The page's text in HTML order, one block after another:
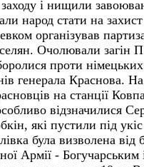
і нищили
народ стати на
організував
Очолювали загін
проти
генерала Краснова.
на станції
відзначилися
які пустили під
була визволена від
Армії -